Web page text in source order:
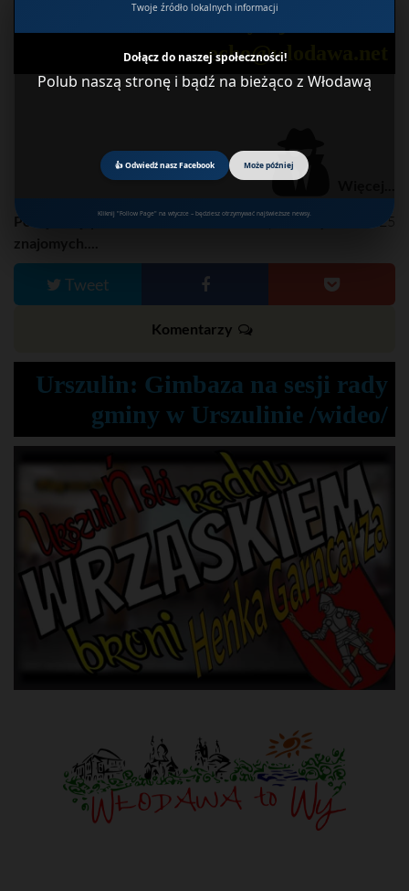
Twoje źródło lokalnych informacji
Dołącz do naszej społeczności!
Polub naszą stronę i bądź na bieżąco z Włodawą
👍 Odwiedź nasz Facebook Może później
Kliknij "Follow Page" na wtyczce – będziesz otrzymywać najświeższe newsy.
echo@wlodawa.net
data publikacji: 18/02/25
Podaj dalej, powiadom
znajomych....
Tweet
Komentarzy
Urszulin: Gimbaza na sesji rady
gminy w Urszulinie /wideo/